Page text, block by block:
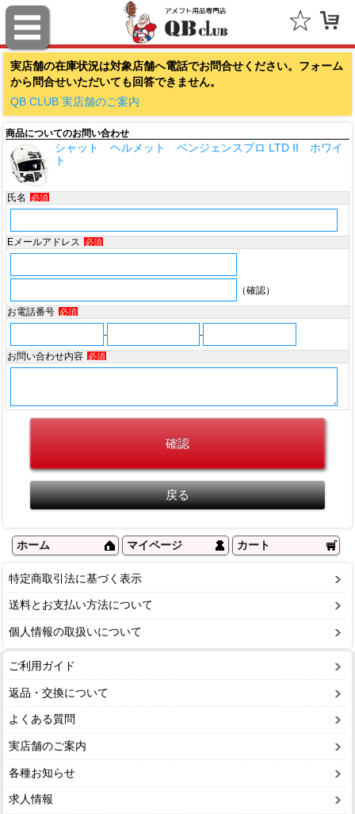
実店舗の在庫状況は対象店舗へ電話でお問合せください。フォーム
から問合せいただいても回答できません。
QB CLUB 実店舗のご案内
商品についてのお問い合わせ
シャット ヘルメット ベンジェンスプロ LTD II ホワイ
ト
氏名 必須
Eメールアドレス 必須
（確認）
お電話番号 必須
-
-
お問い合わせ内容 必須
ホーム マイページ カート
特定商取引法に基づく表示
送料とお支払い方法について
個人情報の取扱いについて
ご利用ガイド
返品・交換について
よくある質問
実店舗のご案内
各種お知らせ
求人情報
ファナティクス（Fanatics）
アウトドアキャップ（Outdoor Cap Company）
スポルディング（SPALDING）
ミッチェル＆ネス（Mitchell & Ness）
ポータフォン（PORTAPHONE）
ギルマンギア（Gilman Gear）
サムプロ（ThumbPRO）